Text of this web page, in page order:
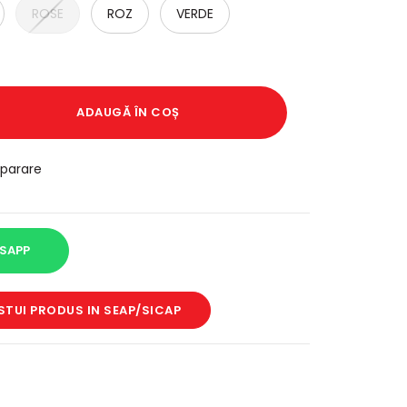
ROSE ROZ VERDE
ADAUGĂ ÎN COȘ
PRODUS IN SEAP/SICAP